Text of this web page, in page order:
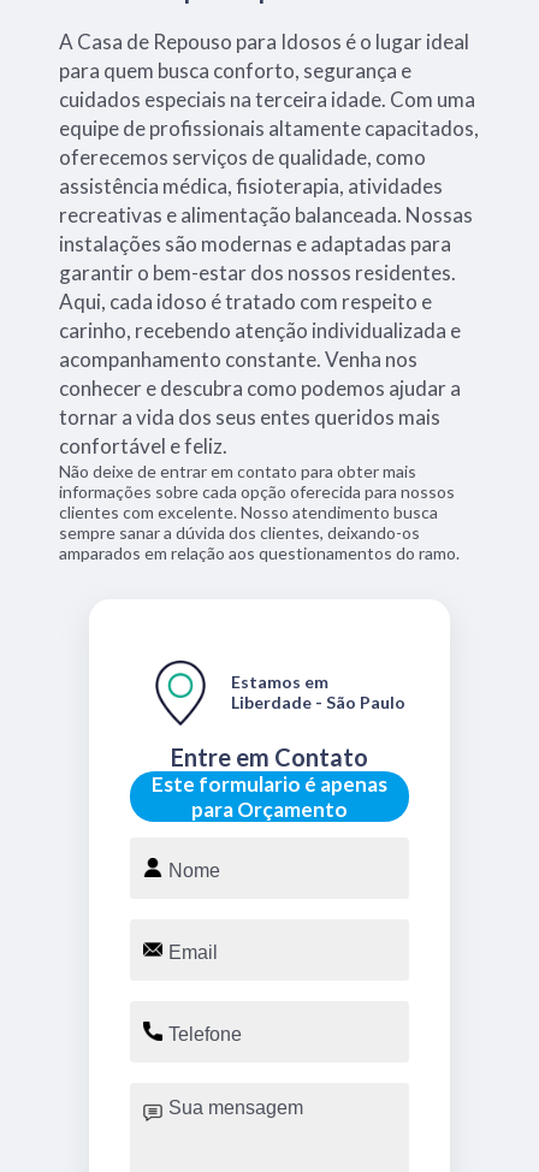
A Casa de Repouso para Idosos é o lugar ideal
para quem busca conforto, segurança e
cuidados especiais na terceira idade. Com uma
equipe de profissionais altamente capacitados,
oferecemos serviços de qualidade, como
assistência médica, fisioterapia, atividades
recreativas e alimentação balanceada. Nossas
instalações são modernas e adaptadas para
garantir o bem-estar dos nossos residentes.
Aqui, cada idoso é tratado com respeito e
carinho, recebendo atenção individualizada e
acompanhamento constante. Venha nos
conhecer e descubra como podemos ajudar a
tornar a vida dos seus entes queridos mais
confortável e feliz.
Não deixe de entrar em contato para obter mais
informações sobre cada opção oferecida para nossos
clientes com excelente. Nosso atendimento busca
sempre sanar a dúvida dos clientes, deixando-os
amparados em relação aos questionamentos do ramo.
Este formulario é apenas
para Orçamento
Entre em Contato
Estamos em
Liberdade - São Paulo